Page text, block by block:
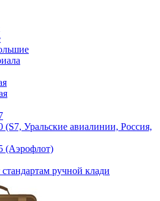
(S7, Уральские авиалинии, Россия,
(Аэрофлот)
стандартам ручной клади